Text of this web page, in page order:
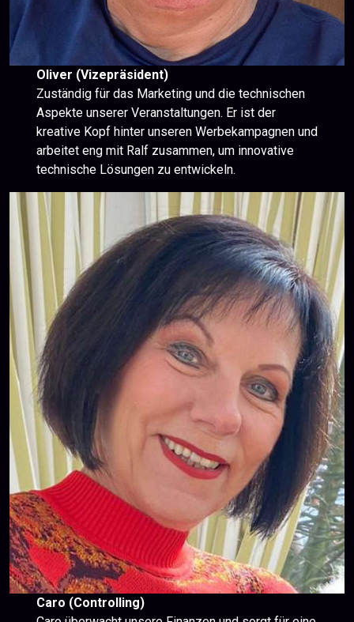
Oliver (Vizepräsident)
Zuständig für das Marketing und die technischen
Aspekte unserer Veranstaltungen. Er ist der
kreative Kopf hinter unseren Werbekampagnen und
arbeitet eng mit Ralf zusammen, um innovative
technische Lösungen zu entwickeln.
Caro (Controlling)